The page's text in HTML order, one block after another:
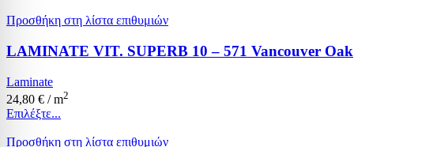
Προσθήκη στη λίστα επιθυμιών
LAMINATE VIT. SUPERB 10 – 571 Vancouver Oak
Laminate
24,80 € / m2
Επιλέξτε...
Προσθήκη στη λίστα επιθυμιών